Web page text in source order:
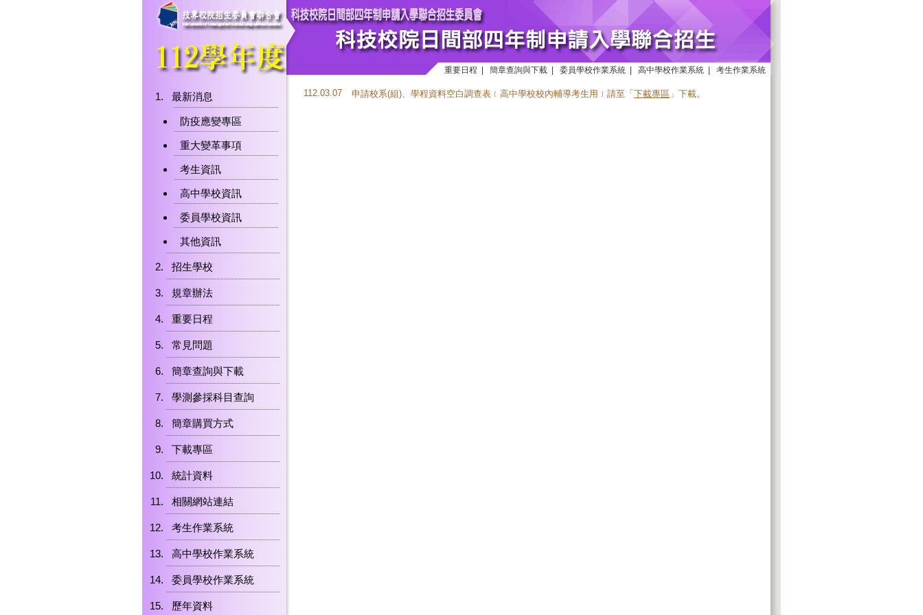
重要日程 簡章查詢與下載 委員學校作業系統 高中學校作業系統 考生作業系統
最新消息
防疫應變專區
重大變革事項
考生資訊
高中學校資訊
委員學校資訊
其他資訊
招生學校
規章辦法
重要日程
常見問題
簡章查詢與下載
學測參採科目查詢
簡章購買方式
下載專區
統計資料
相關網站連結
考生作業系統
高中學校作業系統
委員學校作業系統
歷年資料
112.03.07 申請校系(組)、學程資料空白調查表﹝高中學校校內輔導考生用﹞請至「 下載專區 」下載。